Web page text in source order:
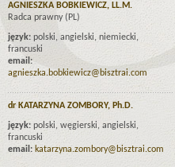
AGNIESZKA BOBKIEWICZ, LL.M.
Radca prawny (PL)
język: polski, angielski, niemiecki,
francuski
email:
agnieszka.bobkiewicz@bisztrai.com
dr KATARZYNA ZOMBORY, Ph.D.
język: polski, węgierski, angielski,
francuski
email: katarzyna.zombory@bisztrai.com